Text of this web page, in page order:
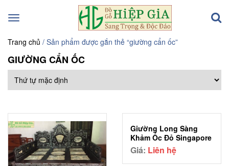
Toggle
Trang chủ / Sản phẩm được gắn thẻ “giường cẩn ốc”
GIƯỜNG CẨN ỐC
Giường Long Sàng
Khảm Ốc Đỏ Singapore
MS: 05
Giá: Liên hệ